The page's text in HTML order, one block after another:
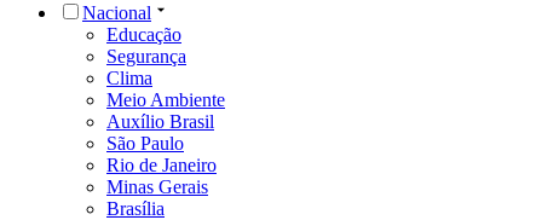
Nacional
Educação
Segurança
Clima
Meio Ambiente
Auxílio Brasil
São Paulo
Rio de Janeiro
Minas Gerais
Brasília